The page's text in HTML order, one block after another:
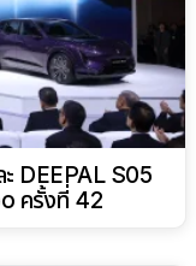
DEEPAL S05
ครั้งที่ 42